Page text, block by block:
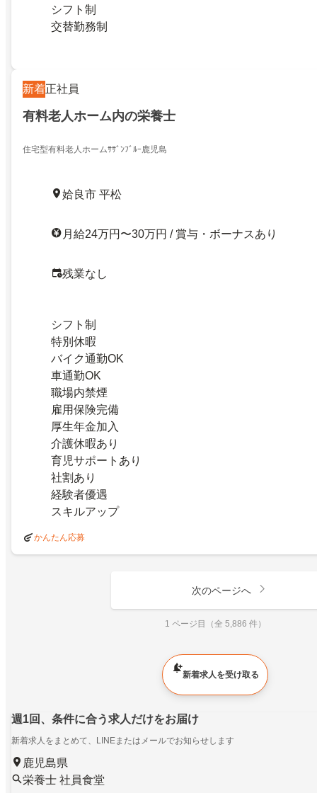
シフト制
交替勤務制
新着正社員
有料老人ホーム内の栄養士
住宅型有料老人ホームｻｻﾞﾝﾌﾞﾙｰ鹿児島
姶良市 平松
月給24万円〜30万円 / 賞与・ボーナスあり
残業なし
シフト制
特別休暇
バイク通勤OK
車通勤OK
職場内禁煙
雇用保険完備
厚生年金加入
介護休暇あり
育児サポートあり
社割あり
経験者優遇
スキルアップ
かんたん応募
次のページへ
1 ページ目（全 5,886 件）
新着求人を受け取る
週1回、条件に合う求人だけをお届け
新着求人をまとめて、LINEまたはメールでお知らせします
鹿児島県
栄養士 社員食堂